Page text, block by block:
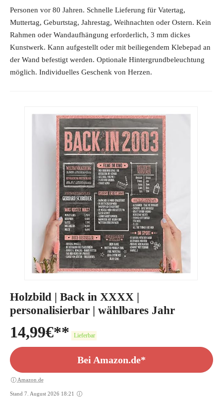
Personen vor 80 Jahren. Schnelle Lieferung für Vatertag,
Muttertag, Geburtstag, Jahrestag, Weihnachten oder Ostern. Kein
Rahmen oder Wandaufhängung erforderlich, 3 mm dickes
Kunstwerk. Kann aufgestellt oder mit beiliegendem Klebepad an
der Wand befestigt werden. Optionale Hintergrundbeleuchtung
möglich. Individuelles Geschenk von Herzen.
Holzbild | Back in XXXX |
personalisierbar | wählbares Jahr
14,99€ Lieferbar
Bei Amazon.de*
Amazon.de
Stand 7. August 2026 18:21